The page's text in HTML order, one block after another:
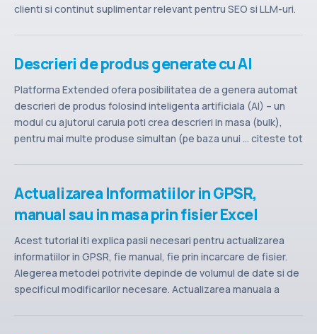
clienti si continut suplimentar relevant pentru SEO si LLM-uri.
Descrieri de produs generate cu AI
Platforma Extended ofera posibilitatea de a genera automat
descrieri de produs folosind inteligenta artificiala (AI) – un
modul cu ajutorul caruia poti crea descrieri in masa (bulk),
pentru mai multe produse simultan (pe baza unui ... citeste tot
Actualizarea Informatiilor in GPSR,
manual sau in masa prin fisier Excel
Acest tutorial iti explica pasii necesari pentru actualizarea
informatiilor in GPSR, fie manual, fie prin incarcare de fisier.
Alegerea metodei potrivite depinde de volumul de date si de
specificul modificarilor necesare. Actualizarea manuala a